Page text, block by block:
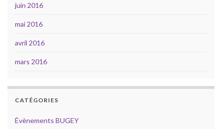
juin 2016
mai 2016
avril 2016
mars 2016
CATÉGORIES
Évènements BUGEY